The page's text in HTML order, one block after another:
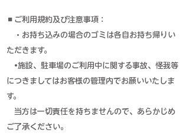
◼ご利用規約及び注意事項：
・お持ち込みの場合のゴミは各自お持ち帰りい
ただきます。
•施設、駐車場のご利用中に関する事故、怪我等
につきましてはお客様の管理内でお願いいたしま
す。
当方は一切責任を持ちませんので、あらかじめ
ご了承ください。